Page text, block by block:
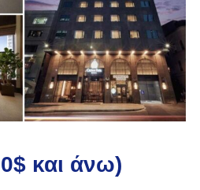
και άνω)